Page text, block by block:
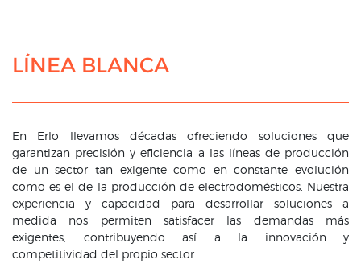
LÍNEA BLANCA
En Erlo llevamos décadas ofreciendo soluciones que
garantizan precisión y eficiencia a las líneas de producción
de un sector tan exigente como en constante evolución
como es el de la producción de electrodomésticos. Nuestra
experiencia y capacidad para desarrollar soluciones a
medida nos permiten satisfacer las demandas más
exigentes, contribuyendo así a la innovación y
competitividad del propio sector.